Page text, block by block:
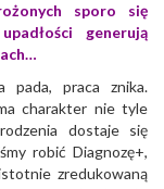
sporo się
generują
pada, praca znika.
charakter nie tyle
dostaje się
robić Diagnozę+,
zredukowaną